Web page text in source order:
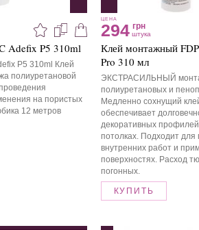
Adefix P5 310ml
P5 310ml Клей
полиуретановой
на пористых
12 метров
ЦЕНА
294 грн
штука
Клей монтажный
Pro 310 мл
ЭКСТРАСИЛЬНЫЙ
полиуретановых и
Медленно сохнущий
обеспечивает
декоративных
потолках. Подходит для
внутренних работ и
поверхностях. Расход
погонных.
КУПИТЬ